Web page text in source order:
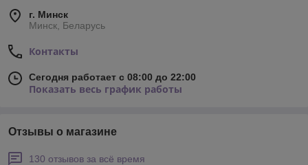
г. Минск
Минск, Беларусь
Контакты
Сегодня работает с 08:00 до 22:00
Показать весь график работы
Отзывы о магазине
130 отзывов за всё время